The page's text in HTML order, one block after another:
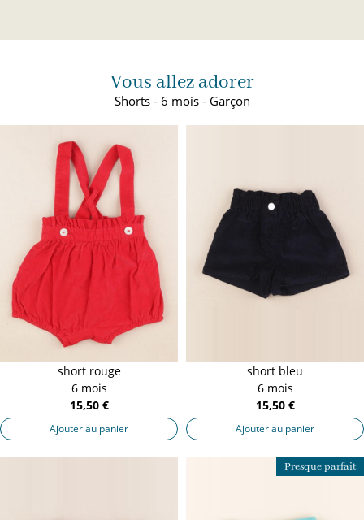
Vous allez adorer
Shorts - 6 mois - Garçon
short rouge
6 mois
15,50 €
Ajouter au panier
short bleu
6 mois
15,50 €
Ajouter au panier
Presque parfait